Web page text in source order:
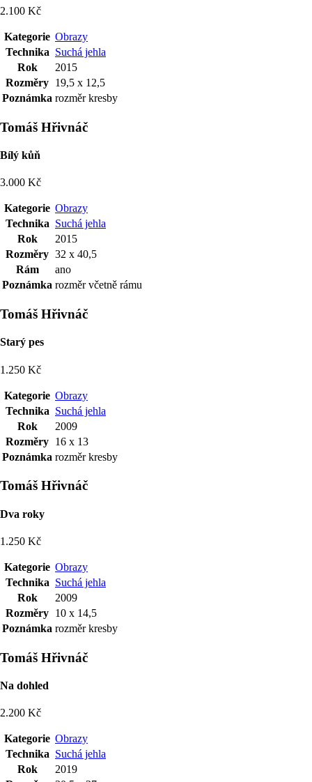
2.100 Kč
Kategorie Obrazy
Technika Suchá jehla
Rok
2015
Rozměry 19,5 x 12,5
Poznámka rozměr kresby
Tomáš Hřivnáč
Bílý kůň
3.000 Kč
Kategorie Obrazy
Technika Suchá jehla
Rok
2015
Rozměry 32 x 40,5
Rám
ano
Poznámka rozměr včetně rámu
Tomáš Hřivnáč
Starý pes
1.250 Kč
Kategorie Obrazy
Technika Suchá jehla
Rok
2009
Rozměry 16 x 13
Poznámka rozměr kresby
Tomáš Hřivnáč
Dva roky
1.250 Kč
Kategorie Obrazy
Technika Suchá jehla
Rok
2009
Rozměry 10 x 14,5
Poznámka rozměr kresby
Tomáš Hřivnáč
Na dohled
2.200 Kč
Kategorie Obrazy
Technika Suchá jehla
Rok
2019